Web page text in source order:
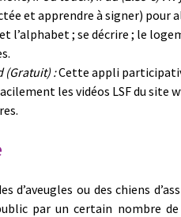
et apprendre à signer) pour
l’alphabet ; se décrire ; le
(Gratuit) :Cette appli
les vidéos LSF du site
d’aveugles ou des chiens
par un certain nombre